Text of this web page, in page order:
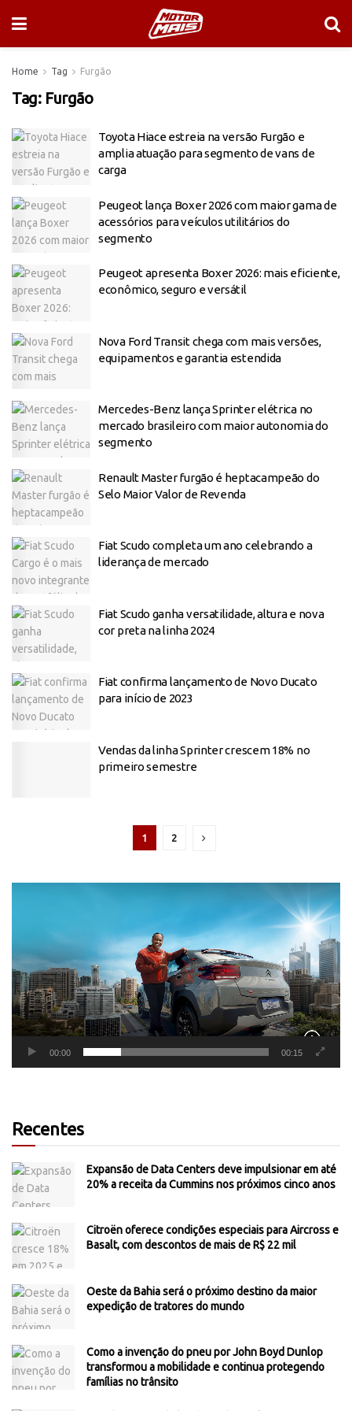
Home Tag Furgão
Tag: Furgão
Toyota Hiace estreia na versão Furgão e
amplia atuação para segmento de vans de
carga
Peugeot lança Boxer 2026 com maior gama de
acessórios para veículos utilitários do
segmento
Peugeot apresenta Boxer 2026: mais eficiente,
econômico, seguro e versátil
Nova Ford Transit chega com mais versões,
equipamentos e garantia estendida
Mercedes-Benz lança Sprinter elétrica no
mercado brasileiro com maior autonomia do
segmento
Renault Master furgão é heptacampeão do
Selo Maior Valor de Revenda
Fiat Scudo completa um ano celebrando a
liderança de mercado
Fiat Scudo ganha versatilidade, altura e nova
cor preta na linha 2024
Fiat confirma lançamento de Novo Ducato
para início de 2023
Vendas da linha Sprinter crescem 18% no
primeiro semestre
1 2
00:00 00:15
Recentes
Expansão de Data Centers deve impulsionar em até
20% a receita da Cummins nos próximos cinco anos
Citroën oferece condições especiais para Aircross e
Basalt, com descontos de mais de R$ 22 mil
Oeste da Bahia será o próximo destino da maior
expedição de tratores do mundo
Como a invenção do pneu por John Boyd Dunlop
transformou a mobilidade e continua protegendo
famílias no trânsito